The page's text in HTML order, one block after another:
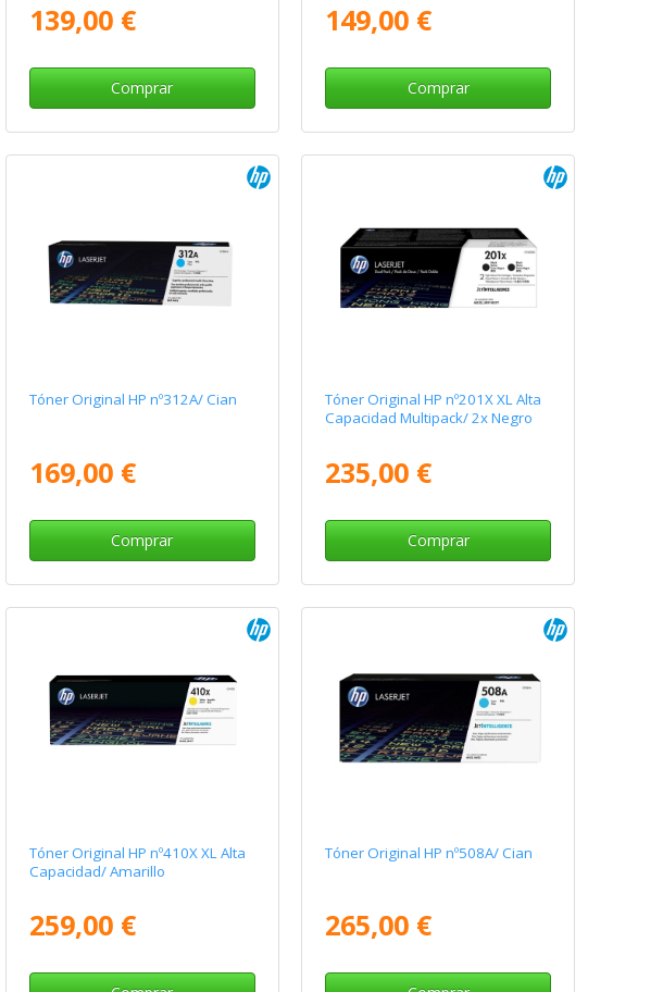
139,00 €
Comprar
149,00 €
Comprar
Tóner Original HP nº312A/ Cian
169,00 €
Comprar
Tóner Original HP nº201X XL Alta
Capacidad Multipack/ 2x Negro
235,00 €
Comprar
Tóner Original HP nº410X XL Alta
Capacidad/ Amarillo
259,00 €
Tóner Original HP nº508A/ Cian
265,00 €